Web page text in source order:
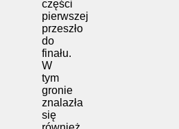
części
pierwszej
przeszło
do
finału.
W
tym
gronie
znalazła
się